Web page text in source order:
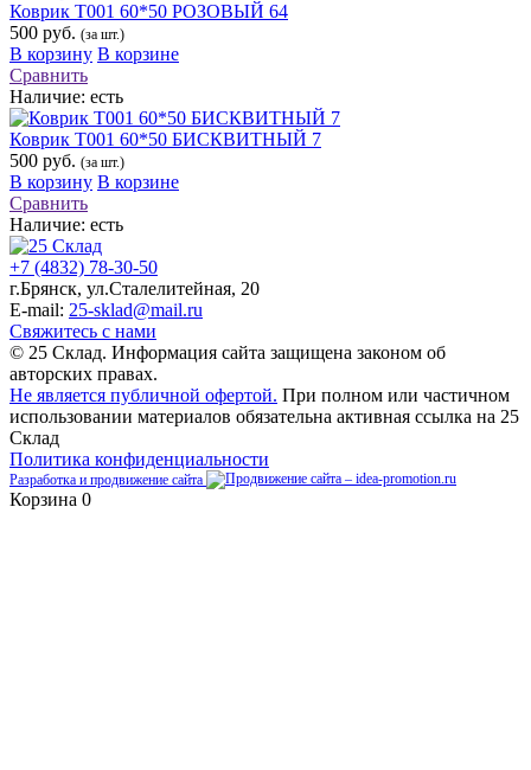
Коврик Т001 60*50 РОЗОВЫЙ 64
500 руб. (за шт.)
В корзину В корзине
Сравнить
Наличие: есть
Коврик Т001 60*50 БИСКВИТНЫЙ 7
500 руб. (за шт.)
В корзину В корзине
Сравнить
Наличие: есть
+7 (4832) 78-30-50
г.Брянск, ул.Сталелитейная, 20
E-mail: 25-sklad@mail.ru
Свяжитесь с нами
© 25 Склад. Информация сайта защищена законом об
авторских правах.
Не является публичной офертой. При полном или частичном
использовании материалов обязательна активная ссылка на 25
Склад
Политика конфиденциальности
Разработка и продвижение сайта
Корзина 0